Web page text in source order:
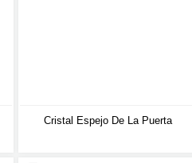
Cristal Espejo De La Puerta